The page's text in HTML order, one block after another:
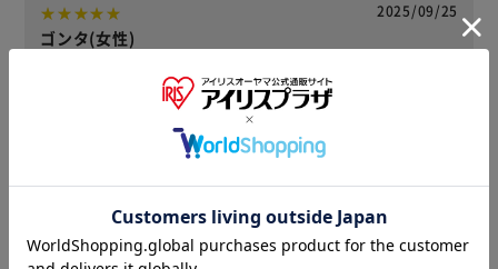
2025/09/25
ゴンタ(女性)
とても可愛いです😍毎日使うので 洗う時も楽な物をと思っ
て探していた時に 一目惚れしました
レビューをもっと見る